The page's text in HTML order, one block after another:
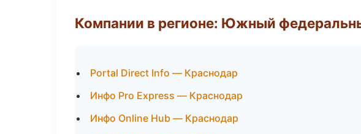
Компании в регионе: Южный
Portal Direct Info — Краснодар
Инфо Pro Express — Краснодар
Инфо Online Hub — Краснодар